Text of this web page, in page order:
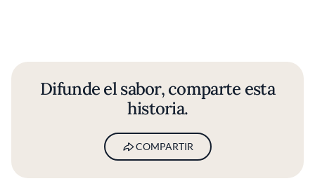
Difunde el sabor, comparte esta
historia.
COMPARTIR